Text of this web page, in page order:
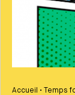
Accueil • Temps